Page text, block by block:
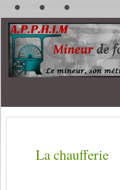
La chaufferie